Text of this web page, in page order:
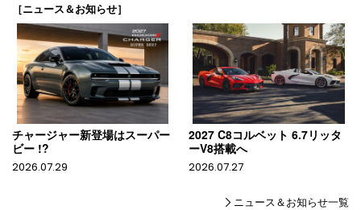
［ニュース＆お知らせ］
チャージャー新登場はスーパー
ビー !?
2026.07.29
2027 C8コルベット 6.7リッタ
ーV8搭載へ
2026.07.27
ニュース＆お知らせ一覧